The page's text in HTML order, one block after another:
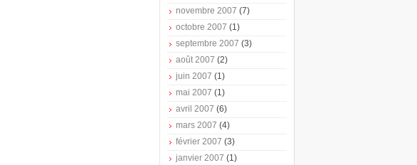
novembre 2007 (7)
octobre 2007 (1)
septembre 2007 (3)
août 2007 (2)
juin 2007 (1)
mai 2007 (1)
avril 2007 (6)
mars 2007 (4)
février 2007 (3)
janvier 2007 (1)